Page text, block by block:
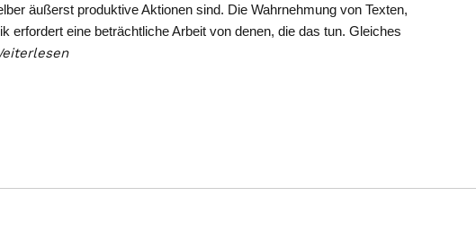
äußerst produktive Aktionen sind. Die Wahrnehmung von Texten,
erfordert eine beträchtliche Arbeit von denen, die das tun. Gleiches